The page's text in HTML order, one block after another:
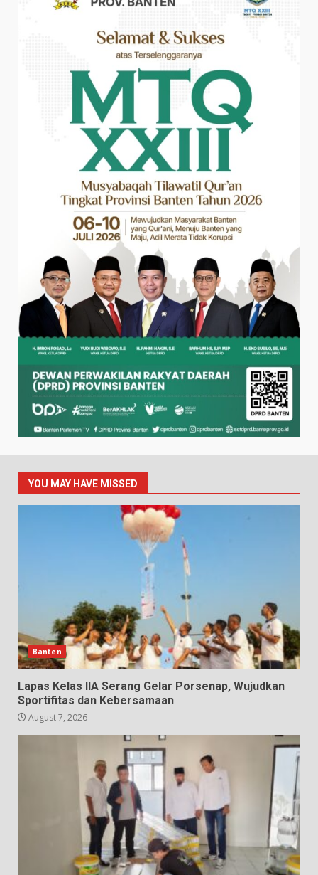
YOU MAY HAVE MISSED
Banten
Lapas Kelas IIA Serang Gelar Porsenap, Wujudkan
Sportifitas dan Kebersamaan
August 7, 2026